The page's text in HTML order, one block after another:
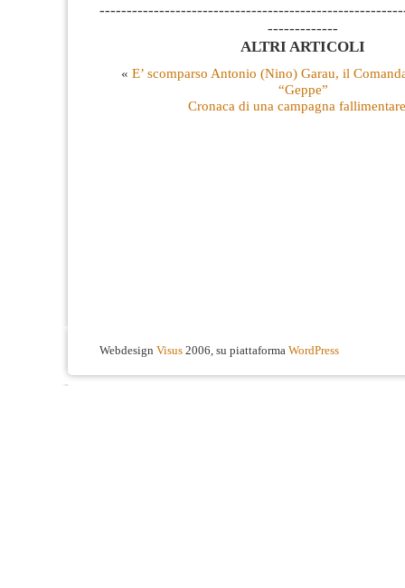
-------------
ALTRI ARTICOLI
« E’ scomparso Antonio (Nino) Garau, il
“Geppe”
Cronaca di una campagna
Webdesign Visus 2006, su piattaforma WordPress